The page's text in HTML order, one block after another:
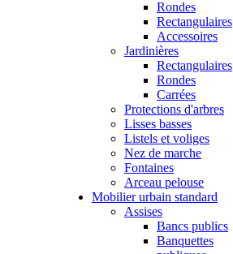
Rondes
Rectangulaires
Accessoires
Jardinières
Rectangulaires
Rondes
Carrées
Protections d'arbres
Lisses basses
Listels et voliges
Nez de marche
Fontaines
Arceau pelouse
Mobilier urbain standard
Assises
Bancs publics
Banquettes